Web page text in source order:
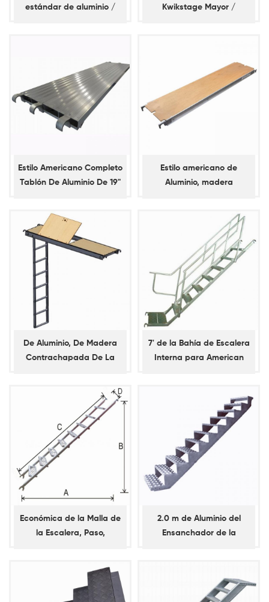
estándar de aluminio /
Kwikstage Mayor /
Estilo Americano Completo
Tablón De Aluminio De 19"
Estilo americano de
Aluminio, madera
De Aluminio, De Madera
Contrachapada De La
La Cubierta De Aluminio /
Madera Contrachapada
Escalera Piso De Tablón
7' de la Bahía de Escalera
Interna para American
Económica de la Malla de
la Escalera, Paso,
para Marco de Andamios
2.0 m de Aluminio del
Ensanchador de la